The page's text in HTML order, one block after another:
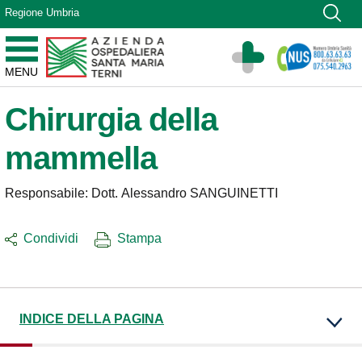
Vai ai contenuti
Vai al menu di navigazione
Vai al footer
Regione Umbria
MENU
Azienda Ospedaliera Santa Maria di Terni
Sito Istituzionale
Chirurgia della
mammella
Responsabile: Dott. Alessandro SANGUINETTI
Condividi Stampa
INDICE DELLA PAGINA